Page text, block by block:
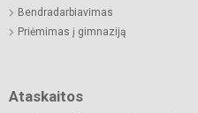
Bendradarbiavimas
Priėmimas į gimnaziją
Ataskaitos